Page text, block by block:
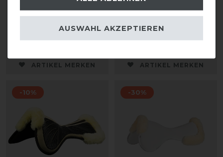
ARTIKEL MERKEN ARTIKEL MERKEN
-10% -30%
AUSWAHL AKZEPTIEREN